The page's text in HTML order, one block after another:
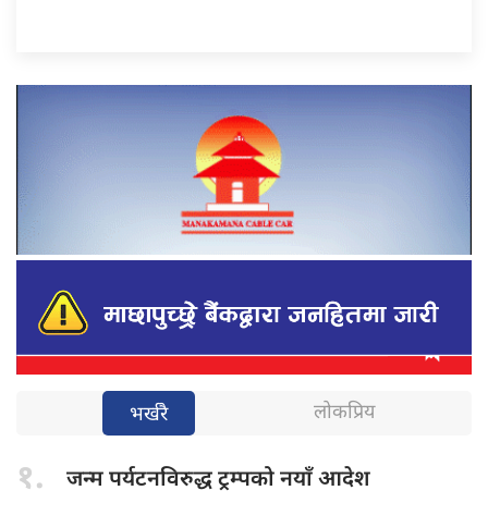
भर्खरै लोकप्रिय
१. जन्म पर्यटनविरुद्धट्रम्पको नयाँ आदेश